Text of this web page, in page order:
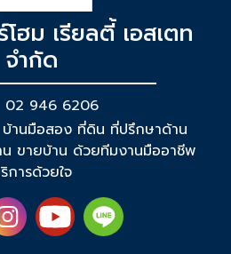
ฮม เรียลตี้ เอสเตท
จำกัด
02 946 6206
านมือสอง ที่ดิน ที่ปรึกษาด้าน
ขายบ้าน ด้วยทีมงานมืออาชีพ
การด้วยใจ